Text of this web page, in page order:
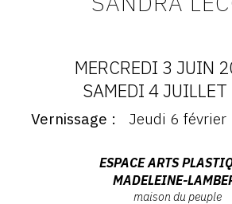
CGV
INSTAGRAM
:
MERCREDI 3 JUIN
SAMEDI 4
Vernissage
Vernissage Jeudi 6
ESPACE ARTS
MADELEINE-
maison du peuple